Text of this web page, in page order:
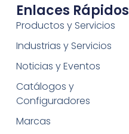
Enlaces Rápidos
Productos y Servicios
Industrias y Servicios
Noticias y Eventos
Catálogos y
Configuradores
Marcas